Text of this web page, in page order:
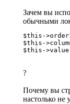
Зачем вы
обычными
$this-
$this-
$this-
?
Почему вы
настолько не